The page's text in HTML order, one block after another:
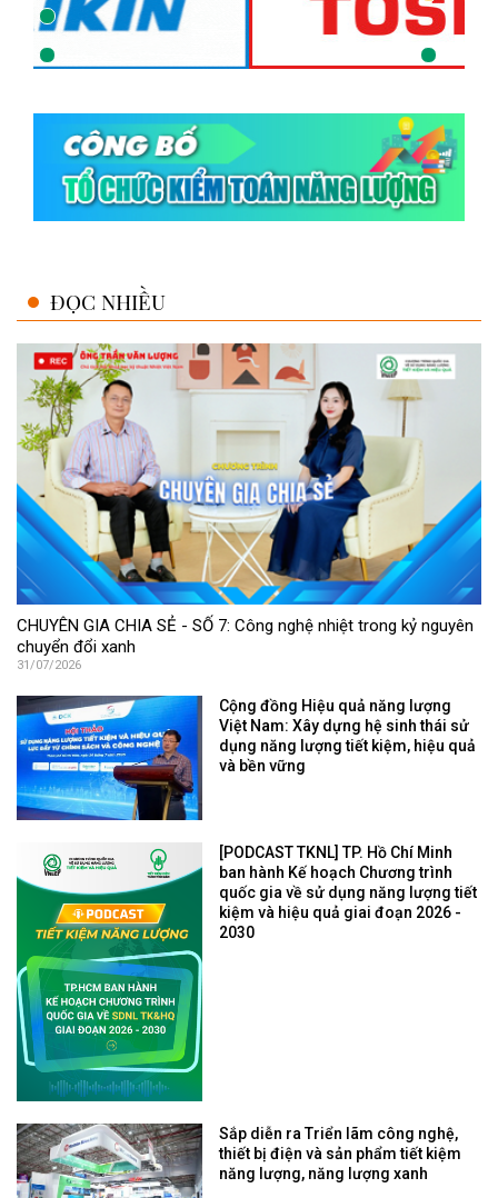
ĐỌC NHIỀU
CHUYÊN GIA CHIA SẺ - SỐ 7: Công nghệ nhiệt trong kỷ nguyên
chuyển đổi xanh
31/07/2026
Cộng đồng Hiệu quả năng lượng
Việt Nam: Xây dựng hệ sinh thái sử
dụng năng lượng tiết kiệm, hiệu quả
và bền vững
[PODCAST TKNL] TP. Hồ Chí Minh
ban hành Kế hoạch Chương trình
quốc gia về sử dụng năng lượng tiết
kiệm và hiệu quả giai đoạn 2026 -
2030
Sắp diễn ra Triển lãm công nghệ,
thiết bị điện và sản phẩm tiết kiệm
năng lượng, năng lượng xanh